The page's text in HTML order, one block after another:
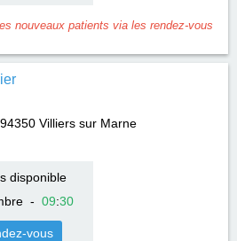
nouveaux patients via les rendez-vous
Villiers sur Marne
disponible
- 09:30
vous